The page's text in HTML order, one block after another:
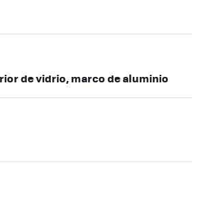
de vidrio, marco de aluminio